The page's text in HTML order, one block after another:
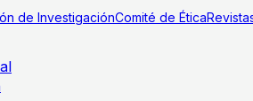
de InvestigaciónComité de Ética